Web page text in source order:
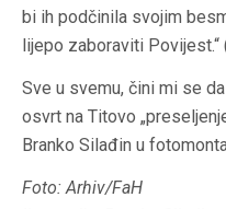
bi ih podčinila svojim
lijepo zaboraviti
Sve u svemu, čini mi se
osvrt na Titovo
Branko Silađin u
Foto: Arhiv/FaH